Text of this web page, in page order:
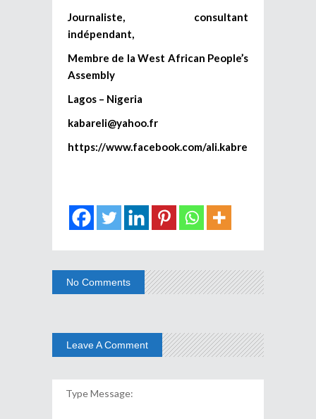
Journaliste, consultant
indépendant,
Membre de la West African People’s
Assembly
Lagos – Nigeria
kabareli@yahoo.fr
https://www.facebook.com/ali.kabre
No Comments
Leave A Comment